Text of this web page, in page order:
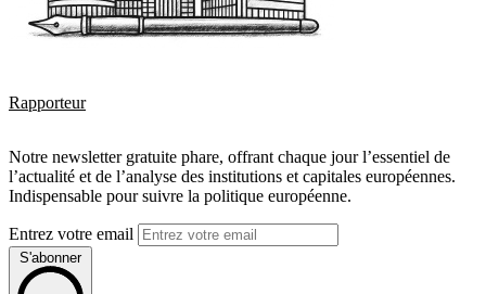
Rapporteur
Notre newsletter gratuite phare, offrant chaque jour l’essentiel de
l’actualité et de l’analyse des institutions et capitales européennes.
Indispensable pour suivre la politique européenne.
Entrez votre email
S'abonner